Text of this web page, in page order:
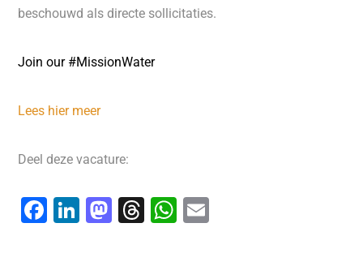
beschouwd als directe sollicitaties.
Join our #MissionWater
Lees hier meer
Deel deze vacature:
F
Li
M
T
W